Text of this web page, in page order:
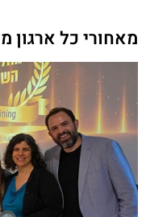
מאחורי כל ארגון